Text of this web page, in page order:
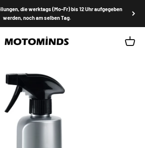
die werktags (Mo–Fr) bis 12 Uhr aufgegeben
werden, noch am selben Tag.
MOTOMINDS